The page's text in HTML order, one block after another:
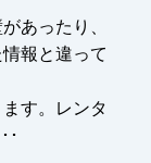
あったり、
報と違って
す。レンタ
･